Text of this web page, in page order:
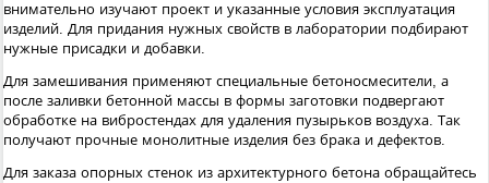
внимательно изучают проект и указанные условия эксплуатация
изделий. Для придания нужных свойств в лаборатории подбирают
нужные присадки и добавки.
Для замешивания применяют специальные бетоносмесители, а
после заливки бетонной массы в формы заготовки подвергают
обработке на вибростендах для удаления пузырьков воздуха. Так
получают прочные монолитные изделия без брака и дефектов.
Для заказа опорных стенок из архитектурного бетона обращайтесь